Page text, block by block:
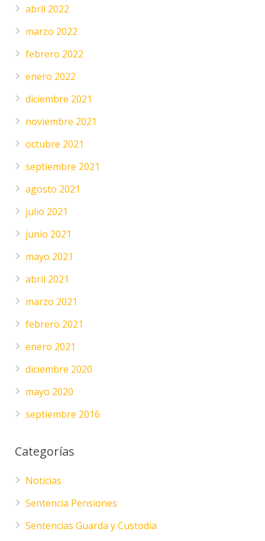
abril 2022
marzo 2022
febrero 2022
enero 2022
diciembre 2021
noviembre 2021
octubre 2021
septiembre 2021
agosto 2021
julio 2021
junio 2021
mayo 2021
abril 2021
marzo 2021
febrero 2021
enero 2021
diciembre 2020
mayo 2020
septiembre 2016
Categorías
Noticias
Sentencia Pensiones
Sentencias Guarda y Custodia